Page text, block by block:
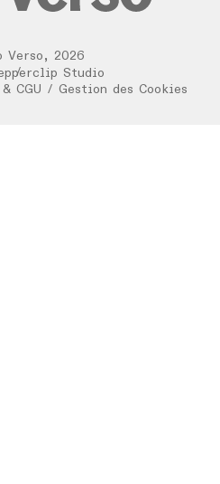
Verso , 2026
/
Studio
& CGU / Gestion des Cookies